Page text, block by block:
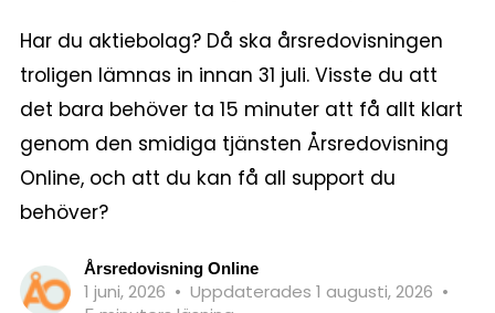
Har du aktiebolag? Då ska årsredovisningen
troligen lämnas in innan 31 juli. Visste du att
det bara behöver ta 15 minuter att få allt klart
genom den smidiga tjänsten Årsredovisning
Online, och att du kan få all support du
behöver?
Årsredovisning Online
1 juni, 2026 • Uppdaterades 1 augusti, 2026 •